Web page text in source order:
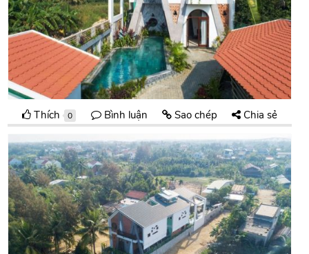
Thích 0 Bình luận Sao chép Chia sẻ